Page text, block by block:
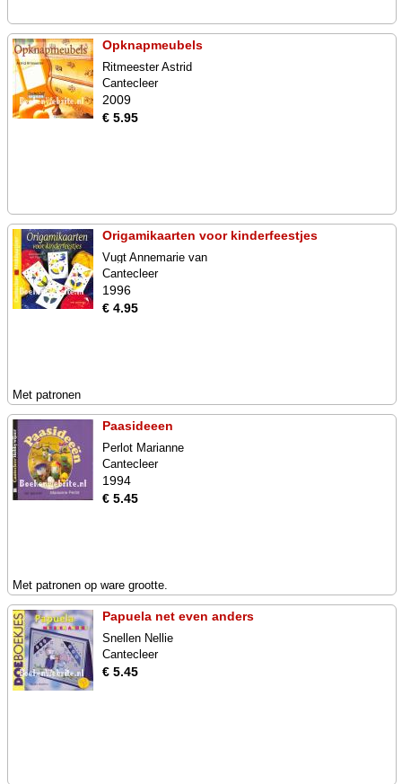
Opknapmeubels
Ritmeester Astrid
Cantecleer
2009
€ 5.95
Origamikaarten voor kinderfeestjes
Vugt Annemarie van
Cantecleer
1996
€ 4.95
Met patronen
Paasideeen
Perlot Marianne
Cantecleer
1994
€ 5.45
Met patronen op ware grootte.
Papuela net even anders
Snellen Nellie
Cantecleer
€ 5.45